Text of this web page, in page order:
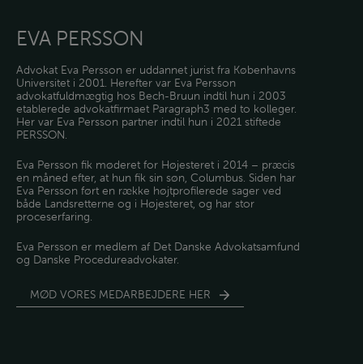
EVA PERSSON
Advokat Eva Persson er uddannet jurist fra Københavns
Universitet i 2001. Herefter var Eva Persson
advokatfuldmægtig hos Bech-Bruun indtil hun i 2003
etablerede advokatfirmaet Paragraph3 med to kolleger.
Her var Eva Persson partner indtil hun i 2021 stiftede
PERSSON.
Eva Persson fik møderet for Højesteret i 2014 – præcis
en måned efter, at hun fik sin søn, Columbus. Siden har
Eva Persson ført en række højtprofilerede sager ved
både Landsretterne og i Højesteret, og har stor
proceserfaring.
Eva Persson er medlem af Det Danske Advokatsamfund
og Danske Procedureadvokater.
MØD VORES MEDARBEJDERE HER